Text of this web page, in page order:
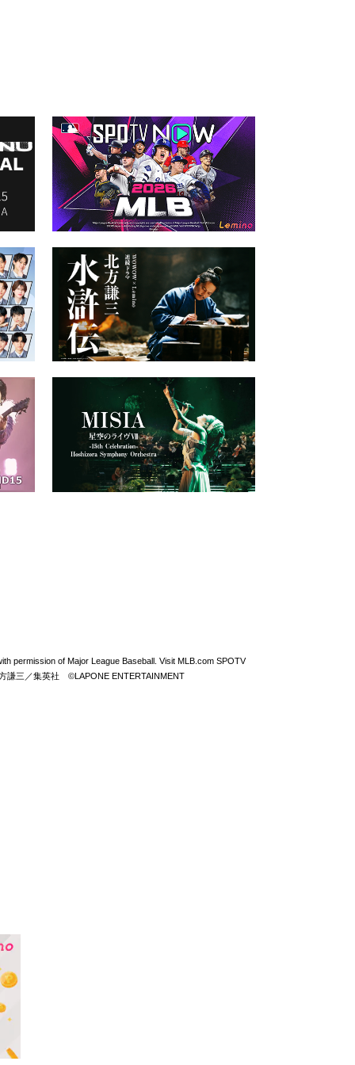
of Major League Baseball. Visit MLB.com SPOTV
謙三／集英社 ©LAPONE ENTERTAINMENT